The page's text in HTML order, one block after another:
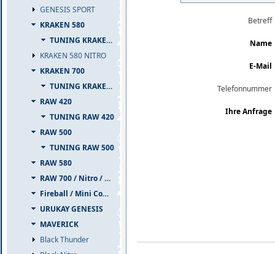
GENESIS SPORT
KRAKEN 580
TUNING KRAKEN 580
KRAKEN 580 NITRO
KRAKEN 700
TUNING KRAKEN 700
RAW 420
TUNING RAW 420
RAW 500
TUNING RAW 500
RAW 580
RAW 700 / Nitro / PIUMA
Fireball / Mini Comet
URUKAY GENESIS
MAVERICK
Black Thunder
Betreff
Name
E-Mail
Telefonnummer
Ihre Anfrage